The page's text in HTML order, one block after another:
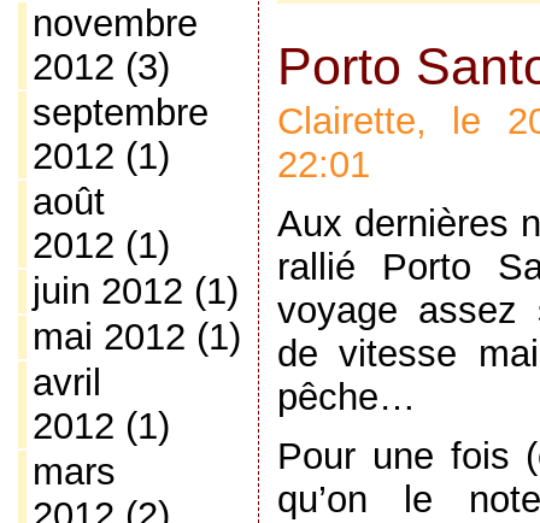
novembre
2012 (3)
septembre
2012 (1)
août
2012 (1)
juin 2012 (1)
mai 2012 (1)
avril
2012 (1)
mars
Porto
Clairette, le
22:01
Aux dernières
rallié Porto
voyage assez
de vitesse
pêche…
Pour une fois
qu’on le